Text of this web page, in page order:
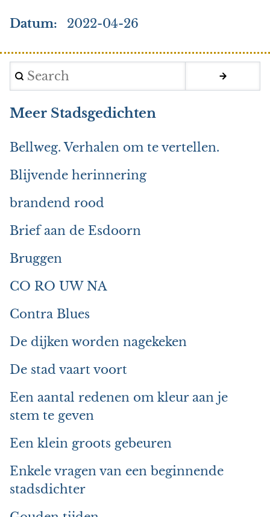
Datum 2022-04-26
Search
Meer Stadsgedichten
Bellweg. Verhalen om te vertellen.
Blijvende herinnering
brandend rood
Brief aan de Esdoorn
Bruggen
CO RO UW NA
Contra Blues
De dijken worden nagekeken
De stad vaart voort
Een aantal redenen om kleur aan je
stem te geven
Een klein groots gebeuren
Enkele vragen van een beginnende
stadsdichter